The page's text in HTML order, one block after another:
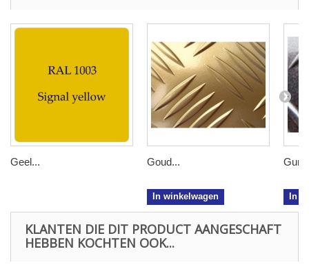
Geel... Goud...
In winkelwagen In
KLANTEN DIE DIT PRODUCT AANGESCHAFT
HEBBEN KOCHTEN OOK...